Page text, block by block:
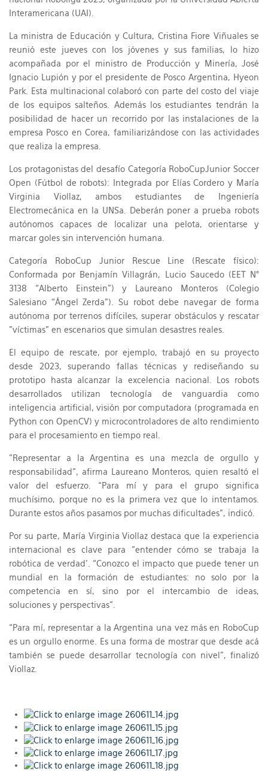
Interamericana (UAI).
La ministra de Educación y Cultura, Cristina Fiore Viñuales se
reunió este jueves con los jóvenes y sus familias, lo hizo
acompañada por el ministro de Producción y Minería, José
Ignacio Lupión y por el presidente de Posco Argentina, Hyeon
Park. Esta multinacional colaboró con parte del costo del viaje
de los equipos salteños. Además los estudiantes tendrán la
posibilidad de hacer un recorrido por las instalaciones de la
empresa Posco en Corea, familiarizándose con las actividades
que realiza la empresa.
Los protagonistas del desafío Categoría RoboCupJunior Soccer
Open (Fútbol de robots): Integrada por Elías Cordero y María
Virginia Viollaz, ambos estudiantes de Ingeniería
Electromecánica en la UNSa. Deberán poner a prueba robots
autónomos capaces de localizar una pelota, orientarse y
marcar goles sin intervención humana.
Categoría RoboCup Junior Rescue Line (Rescate físico):
Conformada por Benjamín Villagrán, Lucio Saucedo (EET N°
3138 “Alberto Einstein”) y Laureano Monteros (Colegio
Salesiano “Ángel Zerda”). Su robot debe navegar de forma
autónoma por terrenos difíciles, superar obstáculos y rescatar
"víctimas" en escenarios que simulan desastres reales.
El equipo de rescate, por ejemplo, trabajó en su proyecto
desde 2023, superando fallas técnicas y rediseñando su
prototipo hasta alcanzar la excelencia nacional. Los robots
desarrollados utilizan tecnología de vanguardia como
inteligencia artificial, visión por computadora (programada en
Python con OpenCV) y microcontroladores de alto rendimiento
para el procesamiento en tiempo real.
"Representar a la Argentina es una mezcla de orgullo y
responsabilidad", afirma Laureano Monteros, quien resaltó el
valor del esfuerzo. “Para mí y para el grupo significa
muchísimo, porque no es la primera vez que lo intentamos.
Durante estos años pasamos por muchas dificultades”, indicó.
Por su parte, María Virginia Viollaz destaca que la experiencia
internacional es clave para "entender cómo se trabaja la
robótica de verdad'. “Conozco el impacto que puede tener un
mundial en la formación de estudiantes: no solo por la
competencia en sí, sino por el intercambio de ideas,
soluciones y perspectivas”.
“Para mí, representar a la Argentina una vez más en RoboCup
es un orgullo enorme. Es una forma de mostrar que desde acá
también se puede desarrollar tecnología con nivel”, finalizó
Viollaz.